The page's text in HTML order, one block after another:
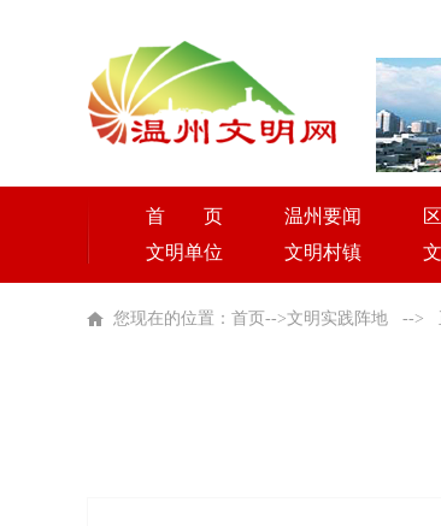
首 页 温州要闻
文明单位
文明村镇
您现在的位置： 首页 -->文明实践阵地 -->